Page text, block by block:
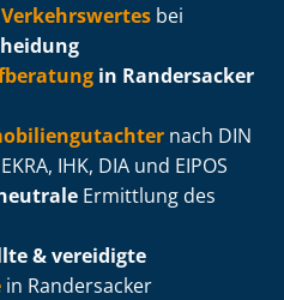
Verkehrswertes bei
in Randersacker
nach DIN
IHK, DIA und EIPOS
Ermittlung des
& vereidigte
in Randersacker